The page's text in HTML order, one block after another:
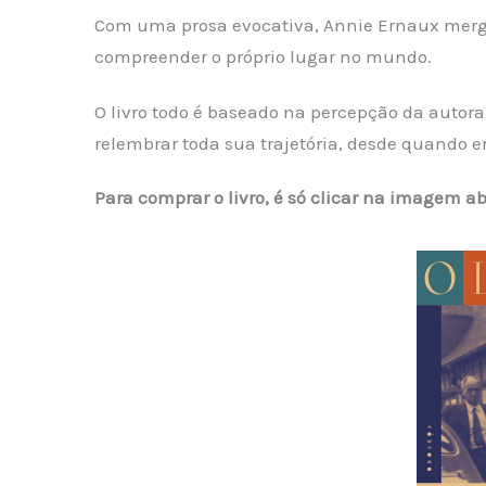
Com uma prosa evocativa, Annie Ernaux
compreender o próprio lugar no mundo.
O livro todo é baseado na percepção da
relembrar toda sua trajetória, desde quando
Para comprar o livro, é só clicar na imagem